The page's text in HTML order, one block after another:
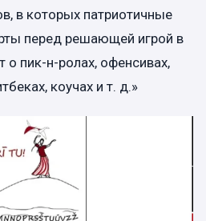
в которых патриотичные
перед решающей игрой в
о пик-н-ролах, офенсивах,
коучах и т. д.»